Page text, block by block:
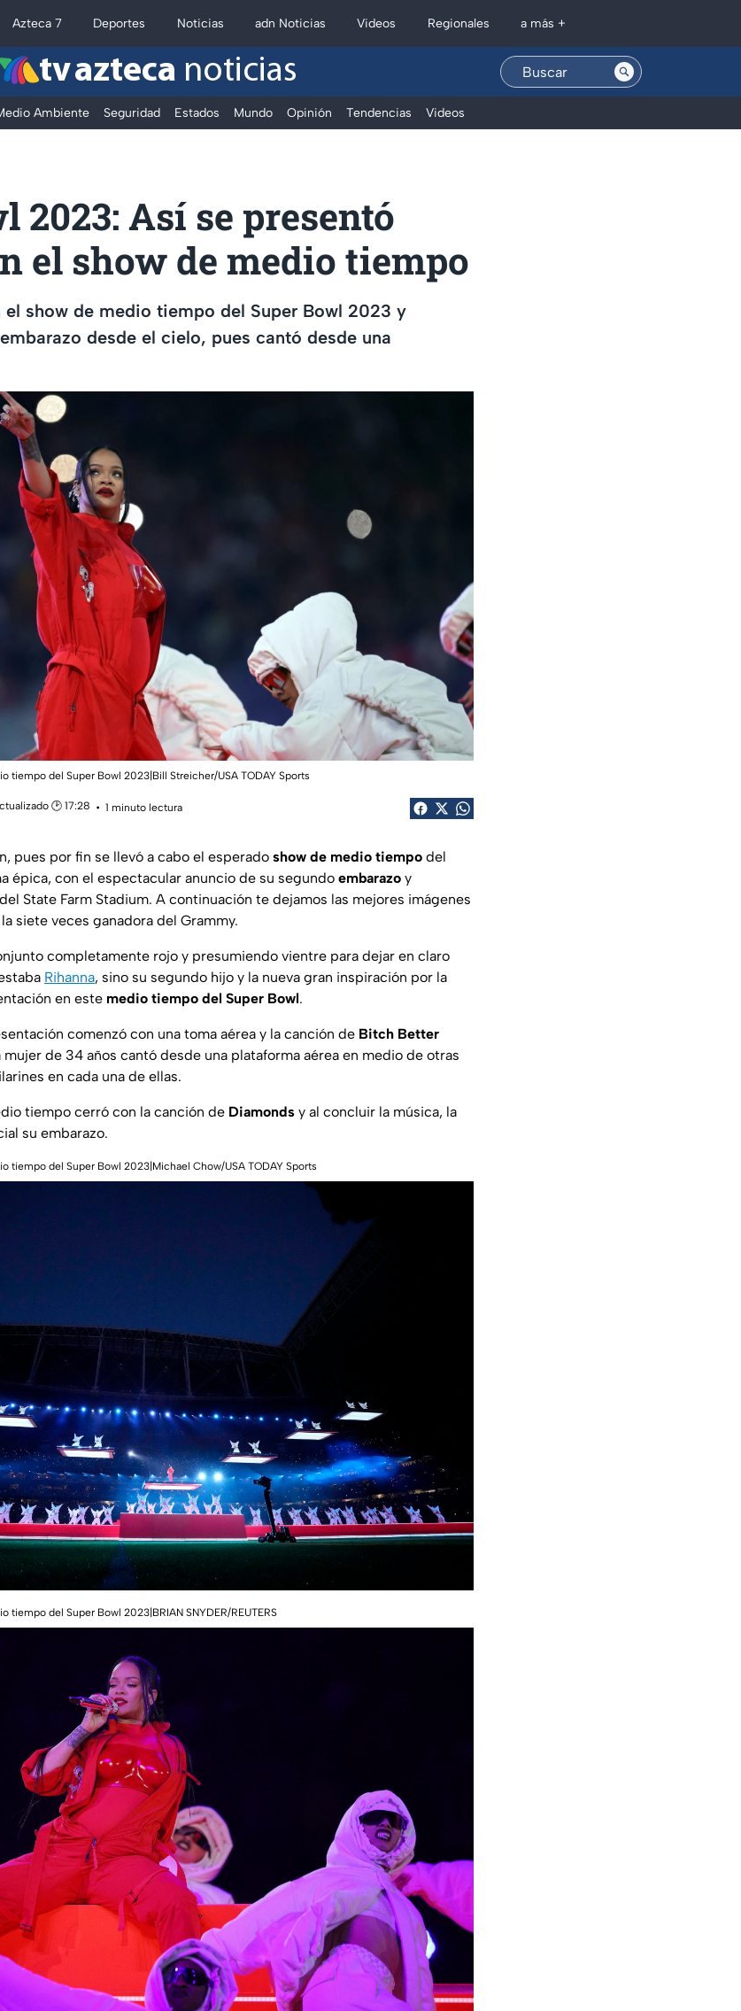
Azteca 7 Deportes Noticias adn Noticias Videos Regionales a más +
tv azteca noticias
Ambiente Seguridad Estados Mundo Opinión Tendencias Videos
2023: Así se presentó
el show de medio tiempo
el show de medio tiempo del Super Bowl 2023 y
desde el cielo, pues cantó desde una
tiempo del Super Bowl 2023|Bill Streicher/USA TODAY Sports
🕑 17:28
1 minuto lectura
pues por fin se llevó a cabo el esperado show de medio tiempo del
épica, con el espectacular anuncio de su segundo embarazo y
State Farm Stadium. A continuación te dejamos las mejores imágenes
siete veces ganadora del Grammy.
completamente rojo y presumiendo vientre para dejar en claro
Rihanna, sino su segundo hijo y la nueva gran inspiración por la
en este medio tiempo del Super Bowl.
comenzó con una toma aérea y la canción de Bitch Better
mujer de 34 años cantó desde una plataforma aérea en medio de otras
en cada una de ellas.
tiempo cerró con la canción de Diamonds y al concluir la música, la
su embarazo.
tiempo del Super Bowl 2023|Michael Chow/USA TODAY Sports
tiempo del Super Bowl 2023|BRIAN SNYDER/REUTERS